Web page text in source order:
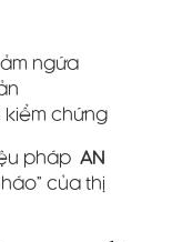
ngứa
kiểm chứng
pháp AN
của thị